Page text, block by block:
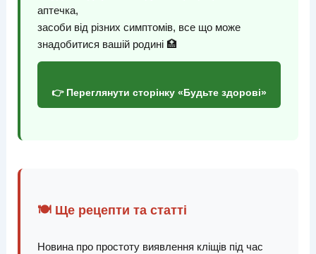
аптечка,
засоби від різних симптомів, все що може
знадобитися вашій родині 🏥
👉 Переглянути сторінку «Будьте здорові»
🍽️ Ще рецепти та статті
Новина про простоту виявлення кліщів під час